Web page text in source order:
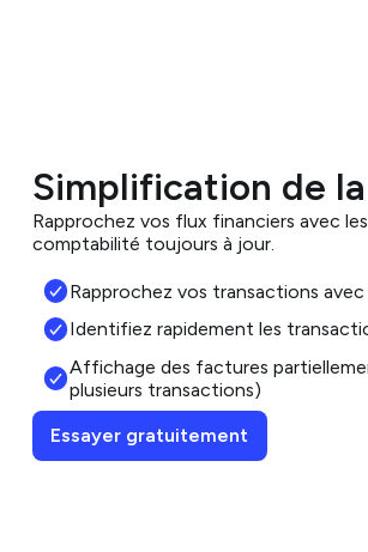
Simplification de
Rapprochez vos flux financiers avec
comptabilité toujours à jour.
Rapprochez vos transactions
Identifiez rapidement les
Affichage des factures
plusieurs transactions)
Essayer gratuitement